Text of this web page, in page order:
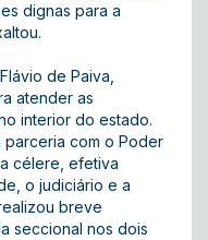
dignas para a
de Paiva,
atender as
interior do estado.
parceria com o Poder
célere, efetiva
o judiciário e a
breve
seccional nos dois